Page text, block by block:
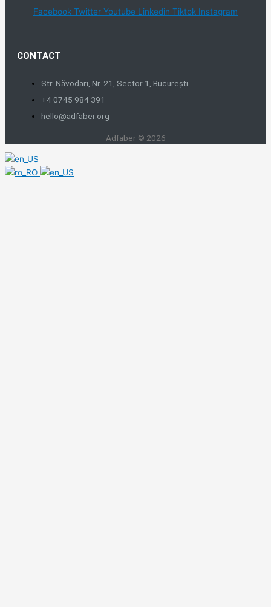
Facebook Twitter Youtube Linkedin Tiktok Instagram
CONTACT
Str. Năvodari, Nr. 21, Sector 1, București
+4 0745 984 391
hello@adfaber.org
Adfaber © 2026